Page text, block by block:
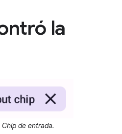
Chip de entrada.